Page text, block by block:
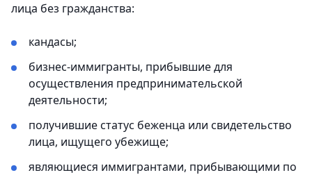
лица без гражданства:
кандасы;
бизнес-иммигранты, прибывшие для
осуществления предпринимательской
деятельности;
получившие статус беженца или свидетельство
лица, ищущего убежище;
являющиеся иммигрантами, прибывающими по